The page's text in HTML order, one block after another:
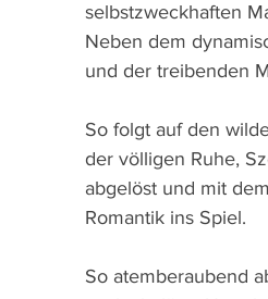
selbstzweckhaften
Neben dem
und der treibenden
So folgt auf den
der völligen Ruhe,
abgelöst und mit
Romantik ins Spiel.
So atemberaubend